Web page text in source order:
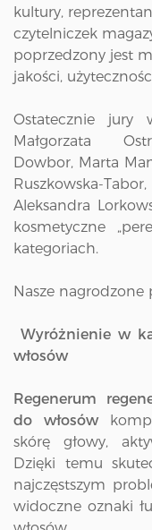
kultury,
czytelniczek
poprzedzony jest
jakości,
Ostatecznie jury
Małgorzata
Dowbor, Marta
Ruszkowska-
Aleksandra
kosmetyczne
kategoriach.
Nasze nagrodzone
Wyróżnienie w
włosów
Regenerum
do włosów
skórę głowy,
Dzięki temu
najczęstszym
widoczne oznaki